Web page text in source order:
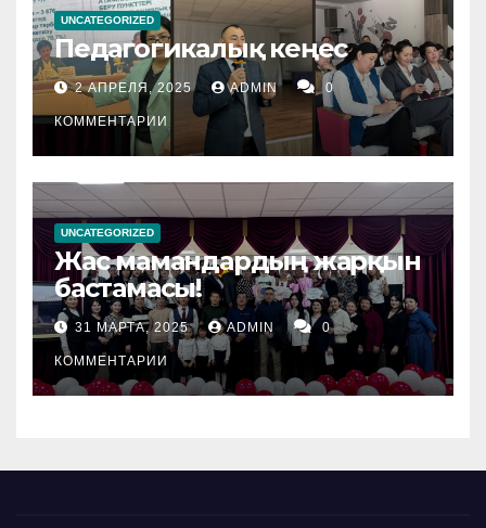
UNCATEGORIZED
Педагогикалық кеңес
2 АПРЕЛЯ, 2025 ADMIN 0
КОММЕНТАРИИ
UNCATEGORIZED
Жас мамандардың жарқын
бастамасы!
31 МАРТА, 2025 ADMIN 0
КОММЕНТАРИИ